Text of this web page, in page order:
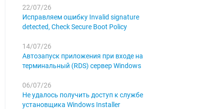
22/07/26
Исправляем ошибку Invalid signature
detected, Check Secure Boot Policy
14/07/26
Автозапуск приложения при входе на
терминальный (RDS) сервер Windows
06/07/26
Не удалось получить доступ к службе
установщика Windows Installer